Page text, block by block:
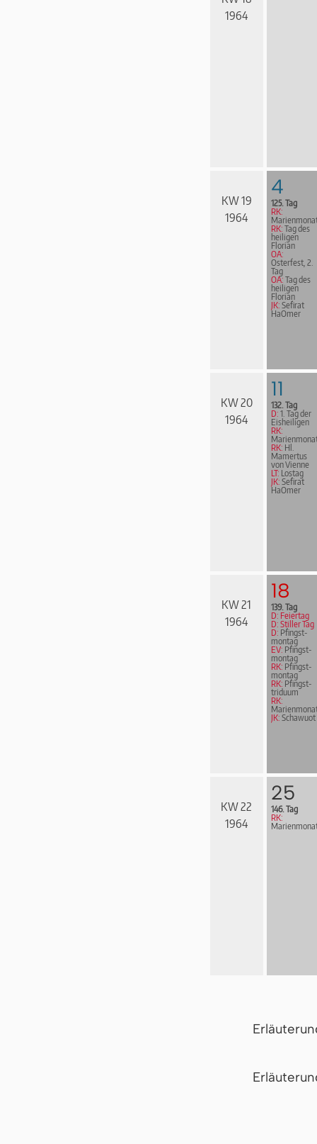
1964
KW 19
1964
4
125. Tag
RK:
RK: Tag des
heiligen
Florian
OA:
Osterfest, 2.
Tag
OA: Tag des
heiligen
Florian
JK: Sefirat
HaOmer
KW 20
1964
11
132. Tag
D: 1. Tag der
Eisheiligen
RK:
RK: Hl.
Mamertus
von Vienne
LT: Lostag
JK: Sefirat
HaOmer
KW 21
1964
18
139. Tag
D: Feiertag
D: Stiller Tag
D: Pfingst­
mon­tag
EV: Pfingst­
mon­tag
RK: Pfingst­
mon­tag
RK: Pfingst­
tri­du­um
RK:
JK: Schawuot
KW 22
1964
25
146. Tag
RK: